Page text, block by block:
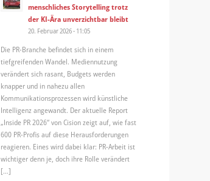
menschliches Storytelling trotz
der KI-Ära unverzichtbar bleibt
20. Februar 2026 - 11:05
Die PR-Branche befindet sich in einem
tiefgreifenden Wandel. Mediennutzung
verändert sich rasant, Budgets werden
knapper und in nahezu allen
Kommunikationsprozessen wird künstliche
Intelligenz angewandt. Der aktuelle Report
„Inside PR 2026“ von Cision zeigt auf, wie fast
600 PR-Profis auf diese Herausforderungen
reagieren. Eines wird dabei klar: PR-Arbeit ist
wichtiger denn je, doch ihre Rolle verändert
[…]